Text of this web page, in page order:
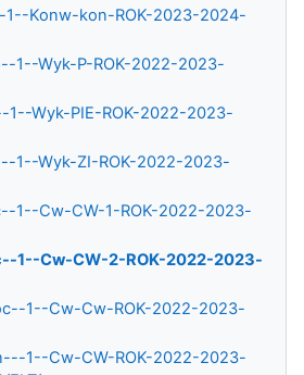
Konw-kon-ROK-2023-2024-
1--Wyk-P-ROK-2022-2023-
1--Wyk-PIE-ROK-2022-2023-
1--Wyk-ZI-ROK-2022-2023-
1--Cw-CW-1-ROK-2022-2023-
1--Cw-CW-2-ROK-2022-2023-
1--Cw-Cw-ROK-2022-2023-
1--Cw-CW-ROK-2022-2023-